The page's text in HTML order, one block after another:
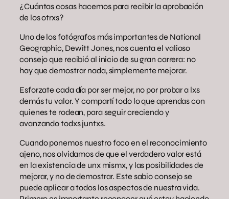
¿Cuántas cosas hacemos para recibir la aprobación
de los otrxs?
Uno de los fotógrafos más importantes de National
Geographic, Dewitt Jones, nos cuenta el valioso
consejo que recibió al inicio de su gran carrera: no
hay que demostrar nada, simplemente mejorar.
Esforzate cada día por ser mejor, no por probar a lxs
demás tu valor. Y compartí todo lo que aprendas con
quienes te rodean, para seguir creciendo y
avanzando todxs juntxs.
Cuando ponemos nuestro foco en el reconocimiento
ajeno, nos olvidamos de que el verdadero valor está
en la existencia de unx mismx, y las posibilidades de
mejorar, y no de demostrar. Este sabio consejo se
puede aplicar a todos los aspectos de nuestra vida.